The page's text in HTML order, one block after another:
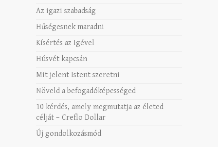
Az igazi szabadság
Hűségesnek maradni
Kísértés az Igével
Húsvét kapcsán
Mit jelent Istent szeretni
Növeld a befogadóképességed
10 kérdés, amely megmutatja az életed
célját – Creflo Dollar
Új gondolkozásmód